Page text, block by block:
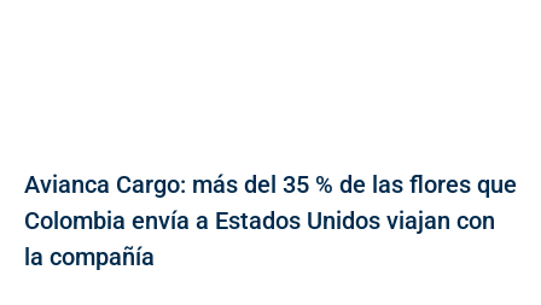
Avianca Cargo: más del 35 % de las flores que
Colombia envía a Estados Unidos viajan con
la compañía